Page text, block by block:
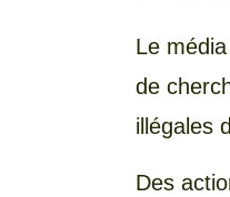
Le
de
illégales
Des